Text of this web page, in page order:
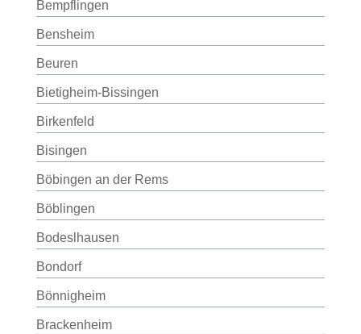
Bempflingen
Bensheim
Beuren
Bietigheim-Bissingen
Birkenfeld
Bisingen
Böbingen an der Rems
Böblingen
Bodeslhausen
Bondorf
Bönnigheim
Brackenheim